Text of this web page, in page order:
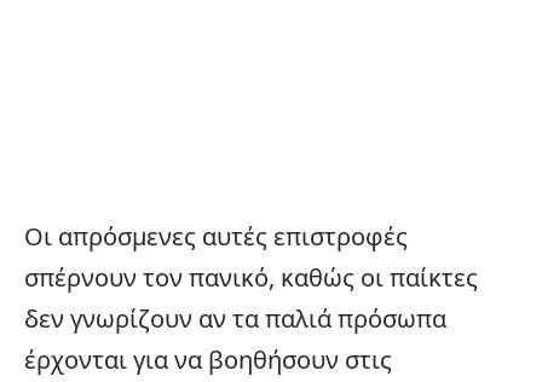
Οι απρόσμενες αυτές επιστροφές
σπέρνουν τον πανικό, καθώς οι παίκτες
δεν γνωρίζουν αν τα παλιά πρόσωπα
έρχονται για να βοηθήσουν στις